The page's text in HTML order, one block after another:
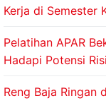
Kerja di Semester
Pelatihan APAR
Hadapi Potensi
Reng Baja Ringan